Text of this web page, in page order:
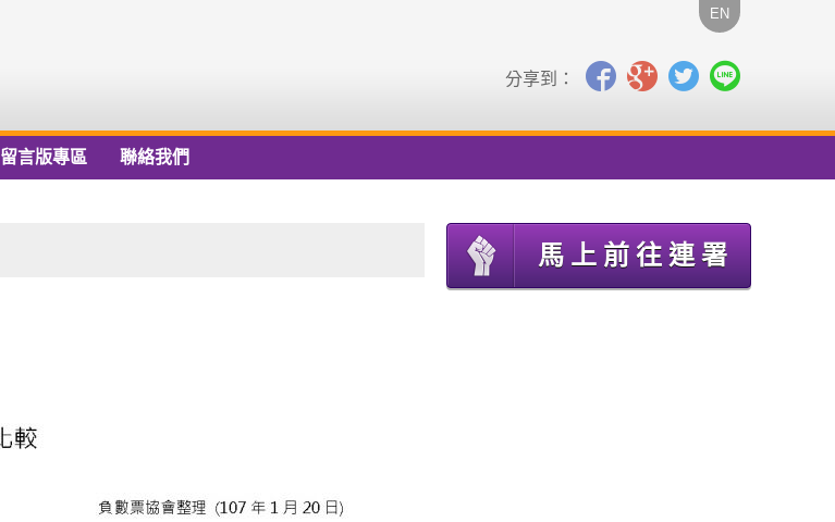
EN
分享到：
留言版專區 聯絡我們
馬上前往連署